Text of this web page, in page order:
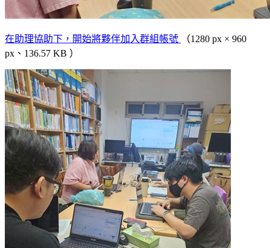
在助理協助下，開始將夥伴加入群組帳號
（1280 px × 960
px、136.57 KB ）